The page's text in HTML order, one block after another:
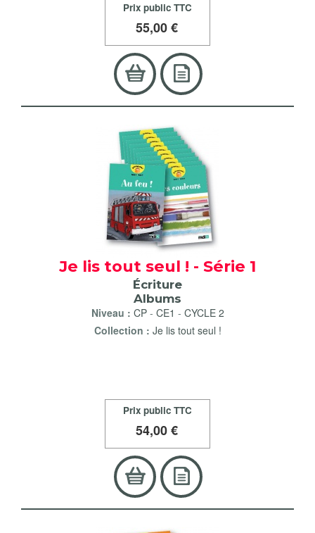
Prix public TTC
55,00 €
Je lis tout seul ! - Série 1
Écriture
Albums
Niveau : CP- CE1 - CYCLE 2
Collection : Je lis tout seul !
Prix public TTC
54,00 €